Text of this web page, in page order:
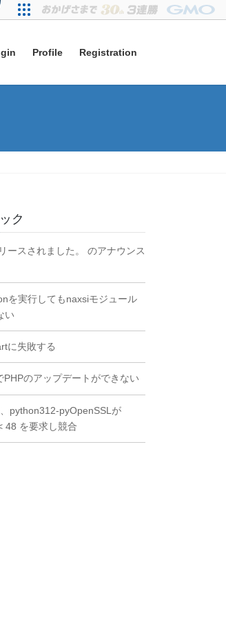
Profile Registration
ク
ースされました。 のアナウンス
を実行してもnaxsiモジュール
い
に失敗する
PHPのアップデートができない
python312-pyOpenSSLが
48 を要求し競合